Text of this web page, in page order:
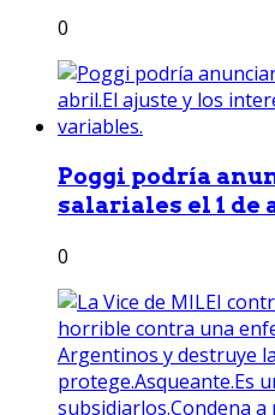
0
Poggi podría
salariales el 1 de
0